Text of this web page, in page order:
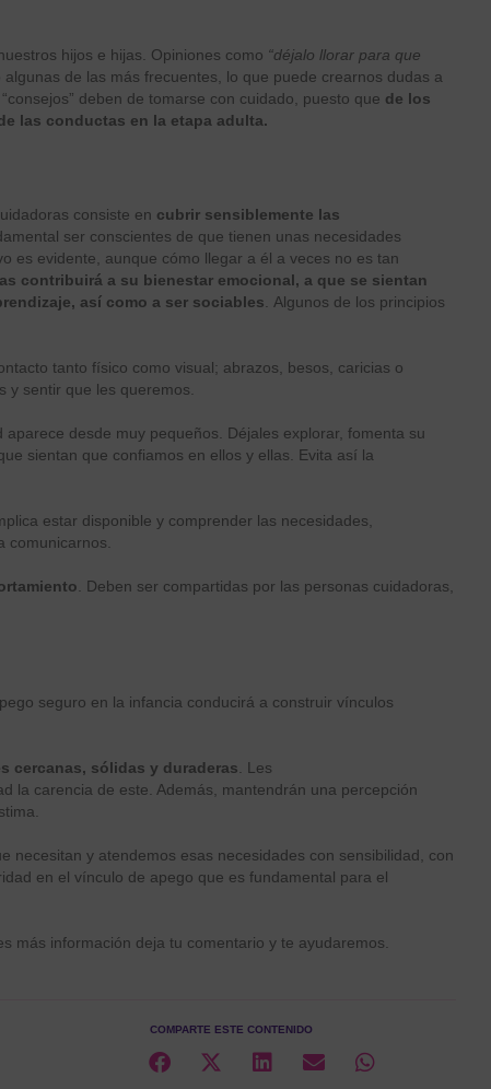
hijos e hijas. Opiniones como “déjalo llorar para que
algunas de las más frecuentes, lo que puede crearnos dudas a
deben de tomarse con cuidado, puesto que de los
las conductas en la etapa adulta.
consiste en cubrir sensiblemente las
ser conscientes de que tienen unas necesidades
es evidente, aunque cómo llegar a él a veces no es tan
contribuirá a su bienestar emocional, a que se sientan
así como a ser sociables . Algunos de los principios
tanto físico como visual; abrazos, besos, caricias o
y sentir que les queremos.
aparece desde muy pequeños. Déjales explorar, fomenta su
sientan que confiamos en ellos y ellas. Evita así la
estar disponible y comprender las necesidades,
comunicarnos.
. Deben ser compartidas por las personas cuidadoras,
seguro en la infancia conducirá a construir vínculos
cercanas, sólidas y duraderas . Les
la carencia de este. Además, mantendrán una percepción
necesitan y atendemos esas necesidades con sensibilidad, con
en el vínculo de apego que es fundamental para el
más información deja tu comentario y te ayudaremos.
COMPARTE ESTE CONTENIDO